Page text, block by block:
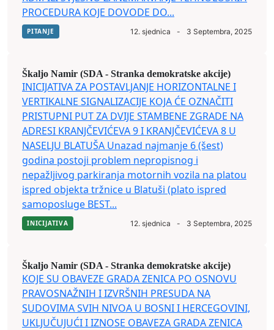
PROCEDURA KOJE DOVODE DO...
PITANJE 12. sjednica - 3 Septembra, 2025
Škaljo Namir (SDA - Stranka demokratske akcije)
INICIJATIVA ZA POSTAVLJANJE HORIZONTALNE I
VERTIKALNE SIGNALIZACIJE KOJA ĆE OZNAČITI
PRISTUPNI PUT ZA DVIJE STAMBENE ZGRADE NA
ADRESI KRANJČEVIĆEVA 9 I KRANJČEVIĆEVA 8 U
NASELJU BLATUŠA Unazad najmanje 6 (šest)
godina postoji problem nepropisnog i
nepažljivog parkiranja motornih vozila na platou
ispred objekta tržnice u Blatuši (plato ispred
samoposluge BEST...
INICIJATIVA 12. sjednica - 3 Septembra, 2025
Škaljo Namir (SDA - Stranka demokratske akcije)
KOJE SU OBAVEZE GRADA ZENICA PO OSNOVU
PRAVOSNAŽNIH I IZVRŠNIH PRESUDA NA
SUDOVIMA SVIH NIVOA U BOSNI I HERCEGOVINI,
UKLJUČUJUĆI I IZNOSE OBAVEZA GRADA ZENICA